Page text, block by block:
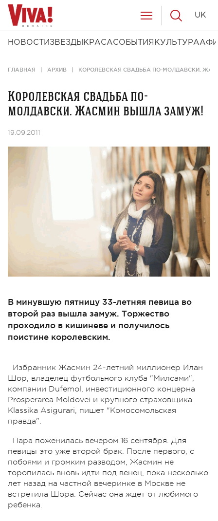
НОВОСТИ ЗВЕЗДЫ КРАСАСОБЫТИЯ КУЛЬТУРА
UK
ГЛАВНАЯ АРХИВ КОРОЛЕВСКАЯ СВАДЬБА ПО-МОЛДАВСКИ.
Королевская свадьба по-
молдавски. Жасмин вышла замуж!
19.09.2011
В минувшую пятницу 33-летняя певица во
второй раз вышла замуж. Торжество
проходило в кишиневе и получилось
поистине королевским.
Избранник Жасмин 24-летний миллионер Илан
Шор, владелец футбольного клуба "Милсами",
компании Dufemol, инвестиционного концерна
Prosperarea Moldovei и крупного страховщика
Klassika Asigurari, пишет "Комосомольская
правда".
Пара поженилась вечером 16 сентября. Для
певицы это уже второй брак. После первого, с
побоями и громким разводом, Жасмин не
торопилась вновь идти под венец, пока несколько
лет назад на частной вечеринке в Москве не
встретила Шора. Сейчас она ждет от любимого
ребенка.